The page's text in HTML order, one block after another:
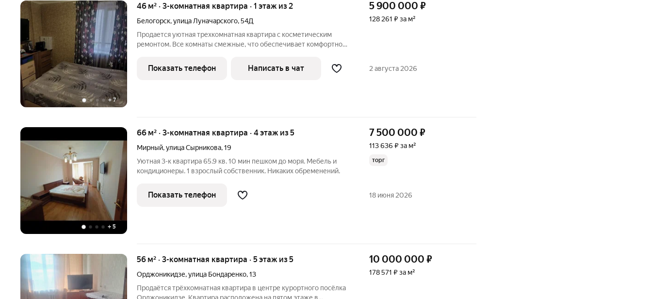
+7
46 м² · 3-комнатная квартира · 1 этаж из 2
Белогорск,улица Луначарского,54Д
Продается уютная трехкомнатная квартира с косметическим
ремонтом. Все комнаты смежные, что обеспечивает комфортное
блочный, построен в 1990 году, что гарантирует надежность
конструкции. Кухня
5 900 000 ₽
128 261 ₽ за м²
Показать телефон Написать в чат 2 августа 2026
+ 5
66 м² · 3-комнатная квартира · 4 этаж из 5
Мирный,улица Сырникова,19
Уютная 3-к квартира 65.9 кв. 10 мин пешком до моря. Мебель и
кондиционеры. 1 взрослый собственник. Никаких обременений.
7 500 000 ₽
113 636 ₽ за м²
торг
Показать телефон 18 июня 2026
56 м² · 3-комнатная квартира · 5 этаж из 5
Орджоникидзе,улица Бондаренко,13
Продаётся трёхкомнатная квартира в центре курортного посёлка
10 000 000 ₽
178 571 ₽ за м²